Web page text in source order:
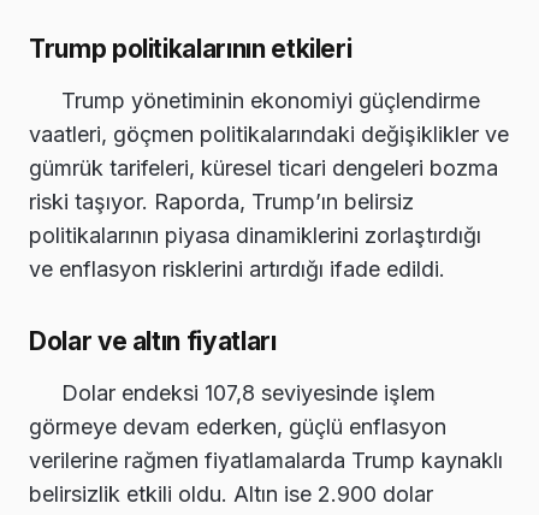
Trump politikalarının etkileri
Trump yönetiminin ekonomiyi güçlendirme
vaatleri, göçmen politikalarındaki değişiklikler ve
gümrük tarifeleri, küresel ticari dengeleri bozma
riski taşıyor. Raporda, Trump’ın belirsiz
politikalarının piyasa dinamiklerini zorlaştırdığı
ve enflasyon risklerini artırdığı ifade edildi.
Dolar ve altın fiyatları
Dolar endeksi 107,8 seviyesinde işlem
görmeye devam ederken, güçlü enflasyon
verilerine rağmen fiyatlamalarda Trump kaynaklı
belirsizlik etkili oldu. Altın ise 2.900 dolar